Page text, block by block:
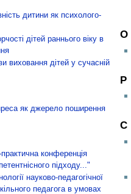
дитини як психолого-
дітей раннього віку в
виховання дітей у сучасній
як джерело поширення
конференція
підходу..."
науково-педагогічної
педагога в умовах
О
Р
С